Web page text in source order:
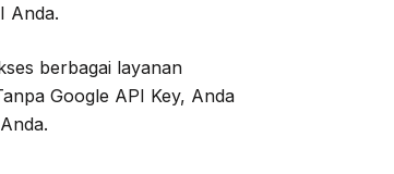
Anda.
berbagai layanan
Google API Key, Anda